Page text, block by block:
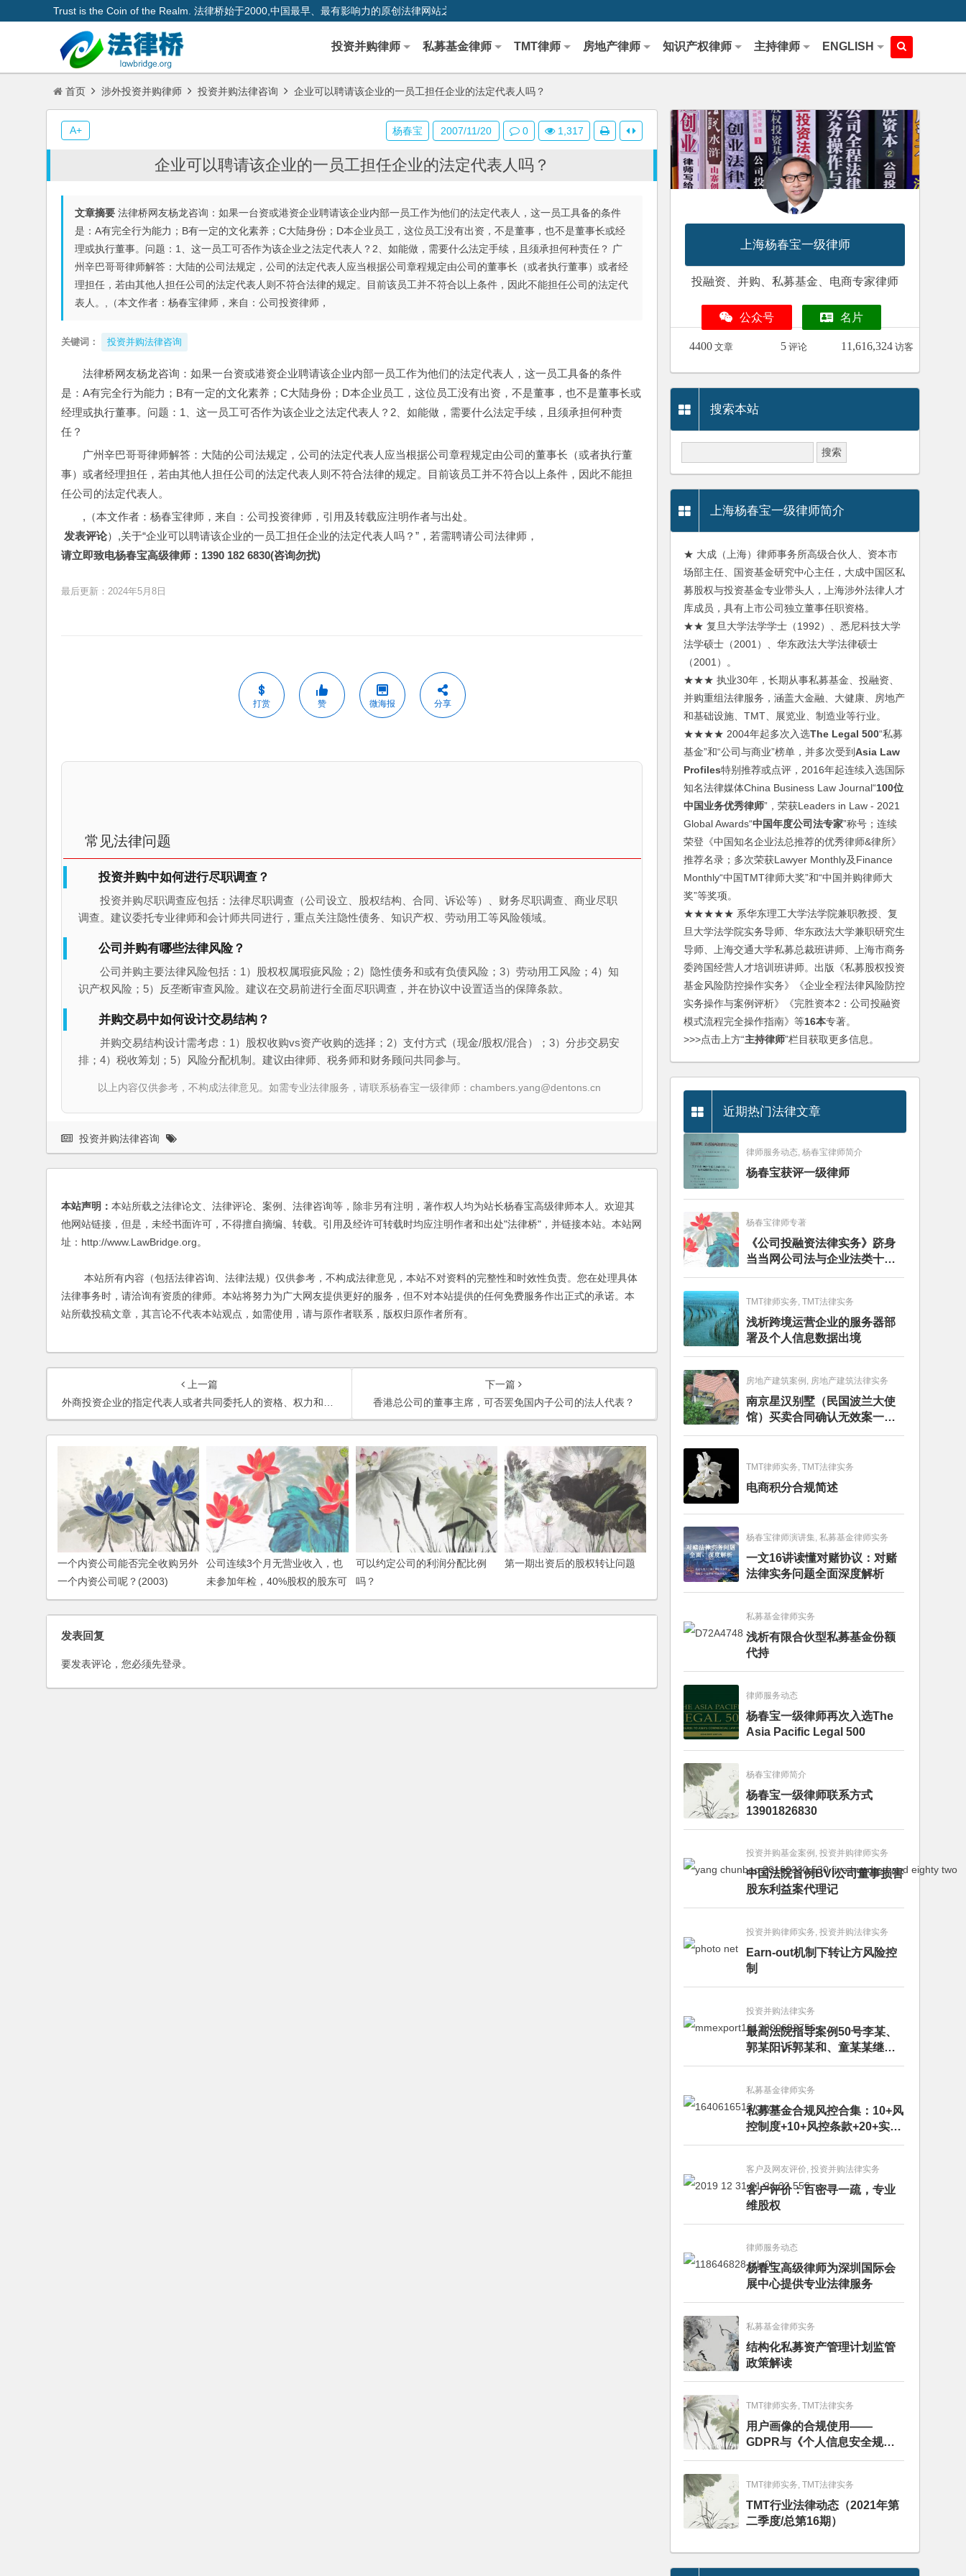
Trust is the Coin of the Realm. 法律桥始于2000,中国最早、最有影响力的原创法律网站之一
投资并购律师 私募基金律师 TMT律师 房地产律师 知识产权律师 主持律师 ENGLISH
首页 涉外投资并购律师 投资并购法律咨询 企业可以聘请该企业的一员工担任企业的法定代表人吗？
企业可以聘请该企业的一员工担任企业的法定代表人吗？
文章摘要 法律桥网友杨龙咨询：如果一台资或港资企业聘请该企业内部一员工作为他们的法定代表人，这一员工具备的条件
是：A有完全行为能力；B有一定的文化素养；C大陆身份；D本企业员工，这位员工没有出资，不是董事，也不是董事长或经
理或执行董事。问题：1、这一员工可否作为该企业之法定代表人？2、如能做，需要什么法定手续，且须承担何种责任？ 广
州辛巴哥哥律师解答：大陆的公司法规定，公司的法定代表人应当根据公司章程规定由公司的董事长（或者执行董事）或者经
理担任，若由其他人担任公司的法定代表人则不符合法律的规定。目前该员工并不符合以上条件，因此不能担任公司的法定代
表人。,（本文作者：杨春宝律师，来自：公司投资律师，
关键词： 投资并购法律咨询
法律桥网友杨龙咨询：如果一台资或港资企业聘请该企业内部一员工作为他们的法定代表人，这一员工具备的条件
是：A有完全行为能力；B有一定的文化素养；C大陆身份；D本企业员工，这位员工没有出资，不是董事，也不是董事长或
经理或执行董事。问题：1、这一员工可否作为该企业之法定代表人？2、如能做，需要什么法定手续，且须承担何种责
任？
广州辛巴哥哥律师解答：大陆的公司法规定，公司的法定代表人应当根据公司章程规定由公司的董事长（或者执行董
事）或者经理担任，若由其他人担任公司的法定代表人则不符合法律的规定。目前该员工并不符合以上条件，因此不能担
任公司的法定代表人。
,（本文作者：杨春宝律师，来自：公司投资律师，引用及转载应注明作者与出处。
发表评论）,关于“企业可以聘请该企业的一员工担任企业的法定代表人吗？”，若需聘请公司法律师，
请立即致电杨春宝高级律师：1390 182 6830(咨询勿扰)
最后更新：2024年5月8日
打赏 赞 微海报 分享
常见法律问题
投资并购中如何进行尽职调查？
投资并购尽职调查应包括：法律尽职调查（公司设立、股权结构、合同、诉讼等）、财务尽职调查、商业尽职
调查。建议委托专业律师和会计师共同进行，重点关注隐性债务、知识产权、劳动用工等风险领域。
公司并购有哪些法律风险？
公司并购主要法律风险包括：1）股权权属瑕疵风险；2）隐性债务和或有负债风险；3）劳动用工风险；4）知
识产权风险；5）反垄断审查风险。建议在交易前进行全面尽职调查，并在协议中设置适当的保障条款。
并购交易中如何设计交易结构？
并购交易结构设计需考虑：1）股权收购vs资产收购的选择；2）支付方式（现金/股权/混合）；3）分步交易安
排；4）税收筹划；5）风险分配机制。建议由律师、税务师和财务顾问共同参与。
以上内容仅供参考，不构成法律意见。如需专业法律服务，请联系杨春宝一级律师：chambers.yang@dentons.cn
杨春宝 2007/11/20 0 1,317
A+
投资并购法律咨询
本站声明： 本站所载之法律论文、法律评论、案例、法律咨询等，除非另有注明，著作权人均为站长杨春宝高级律师本人。欢迎其
他网站链接，但是，未经书面许可，不得擅自摘编、转载。引用及经许可转载时均应注明作者和出处"法律桥"，并链接本站。本站网
址：http://www.LawBridge.org。
本站所有内容（包括法律咨询、法律法规）仅供参考，不构成法律意见，本站不对资料的完整性和时效性负责。您在处理具体
法律事务时，请洽询有资质的律师。本站将努力为广大网友提供更好的服务，但不对本站提供的任何免费服务作出正式的承诺。本
站所载投稿文章，其言论不代表本站观点，如需使用，请与原作者联系，版权归原作者所有。
上一篇
外商投资企业的指定代表人或者共同委托人的资格、权力和法律责任是什么呢？
下一篇
香港总公司的董事主席，可否罢免国内子公司的法人代表？
一个内资公司能否完全收购另外
一个内资公司呢？(2003)
公司连续3个月无营业收入，也
未参加年检，40%股权的股东可
以申请公司清算吗？
可以约定公司的利润分配比例
吗？
第一期出资后的股权转让问题
发表回复
要发表评论，您必须先登录。
上海杨春宝一级律师
投融资、并购、私募基金、电商专家律师
公众号 名片
4400 文章 5 评论 11,616,324 访客
搜索本站
上海杨春宝一级律师简介
★ 大成（上海）律师事务所高级合伙人、资本市
场部主任、国资基金研究中心主任，大成中国区私
募股权与投资基金专业带头人，上海涉外法律人才
库成员，具有上市公司独立董事任职资格。
★★ 复旦大学法学学士（1992）、悉尼科技大学
法学硕士（2001）、华东政法大学法律硕士
（2001）。
★★★ 执业30年，长期从事私募基金、投融资、
并购重组法律服务，涵盖大金融、大健康、房地产
和基础设施、TMT、展览业、制造业等行业。
★★★★ 2004年起多次入选The Legal 500“私募
基金”和“公司与商业”榜单，并多次受到Asia Law
Profiles特别推荐或点评，2016年起连续入选国际
知名法律媒体China Business Law Journal“100位
中国业务优秀律师”，荣获Leaders in Law - 2021
Global Awards“中国年度公司法专家”称号；连续
荣登《中国知名企业法总推荐的优秀律师&律所》
推荐名录；多次荣获Lawyer Monthly及Finance
Monthly“中国TMT律师大奖”和“中国并购律师大
奖”等奖项。
★★★★★ 系华东理工大学法学院兼职教授、复
旦大学法学院实务导师、华东政法大学兼职研究生
导师、上海交通大学私募总裁班讲师、上海市商务
委跨国经营人才培训班讲师。出版《私募股权投资
基金风险防控操作实务》《企业全程法律风险防控
实务操作与案例评析》《完胜资本2：公司投融资
模式流程完全操作指南》等16本专著。
>>>点击上方“主持律师”栏目获取更多信息。
近期热门法律文章
律师服务动态, 杨春宝律师简介
杨春宝获评一级律师
杨春宝律师专著
《公司投融资法律实务》跻身
当当网公司法与企业法类十大
畅销图书榜
TMT律师实务, TMT法律实务
浅析跨境运营企业的服务器部
署及个人信息数据出境
房地产建筑案例, 房地产建筑法律实务
南京星汉别墅（民国波兰大使
馆）买卖合同确认无效案一审
判决书
TMT律师实务, TMT法律实务
电商积分合规简述
杨春宝律师演讲集, 私募基金律师实务
一文16讲读懂对赌协议：对赌
法律实务问题全面深度解析
私募基金律师实务
浅析有限合伙型私募基金份额
代持
律师服务动态
杨春宝一级律师再次入选The
Asia Pacific Legal 500
杨春宝律师简介
杨春宝一级律师联系方式
13901826830
投资并购基金案例, 投资并购律师实务
中国法院首例BVI公司董事损害
股东利益案代理记
投资并购律师实务, 投资并购法律实务
Earn-out机制下转让方风险控
制
投资并购法律实务
最高法院指导案例50号李某、
郭某阳诉郭某和、童某某继承
纠纷案
私募基金律师实务
私募基金合规风控合集：10+风
控制度+10+风控条款+20+实务
文章+每月动态
客户及网友评价, 投资并购法律实务
客户评价：百密寻一疏，专业
维股权
律师服务动态
杨春宝高级律师为深圳国际会
展中心提供专业法律服务
私募基金律师实务
结构化私募资产管理计划监管
政策解读
TMT律师实务, TMT法律实务
用户画像的合规使用——
GDPR与《个人信息安全规
范》的比较分析
TMT律师实务, TMT法律实务
TMT行业法律动态（2021年第
二季度/总第16期）